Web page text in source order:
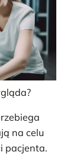
na celu
pacjenta.